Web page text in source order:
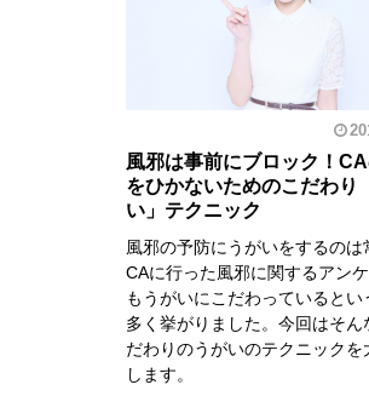
風邪は事前にブロック！
をひかないためのこだわり
い」テクニック
風邪の予防にうがいをするのは
CAに行った風邪に関するアン
もうがいにこだわっているとい
多く挙がりました。今回はそん
だわりのうがいのテクニックを
します。